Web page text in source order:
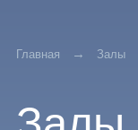
Главная Залы